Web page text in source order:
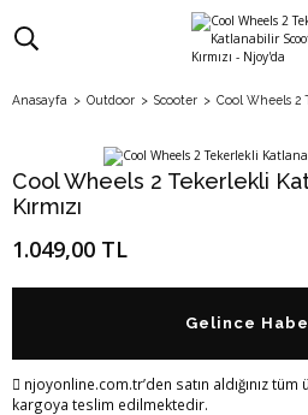
Anasayfa Outdoor Scooter Cool Wheels 2
Cool Wheels 2 Tekerlekli
Kırmızı
1.049,00 TL
Gelince
njoyonline.com.tr’den satın aldığınız tüm
kargoya teslim edilmektedir.